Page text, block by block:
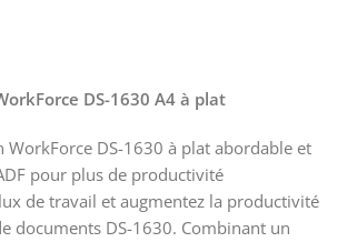
DS-1630 A4 à plat
WorkForce DS-1630 à plat abordable et
pour plus de productivité
de travail et augmentez la productivité
documents DS-1630. Combinant un